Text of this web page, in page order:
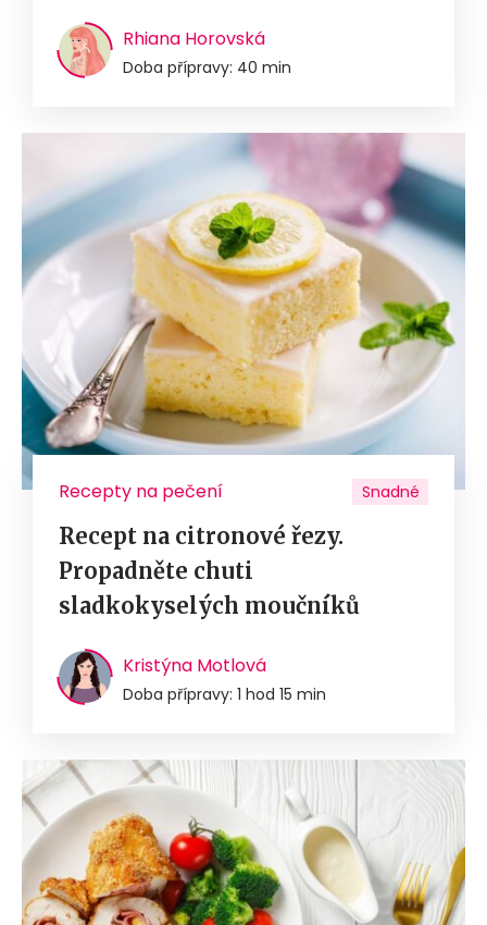
Rhiana Horovská
Doba přípravy: 40 min
Recepty na pečení Snadné
Recept na citronové řezy.
Propadněte chuti
sladkokyselých moučníků
Kristýna Motlová
Doba přípravy: 1 hod 15 min